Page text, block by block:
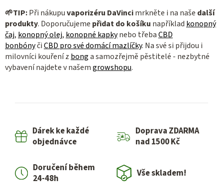
🌱TIP:Při nákupuvaporizéru DaVincimrkněte i na naše další
produkty. Doporučujeme přidat do košíku například konopný
čaj, konopný olej, konopné kapkynebo třebaCBD
bonbónyčiCBD pro své domácí mazlíčky. Na své si přijdou i
milovníci kouření z bonga samozřejmě pěstitelé - nezbytné
vybavení najdete v našemgrowshopu.
Dárek ke každé
objednávce
Doprava ZDARMA
nad 1500 Kč
Doručení během
24-48h
Vše skladem!